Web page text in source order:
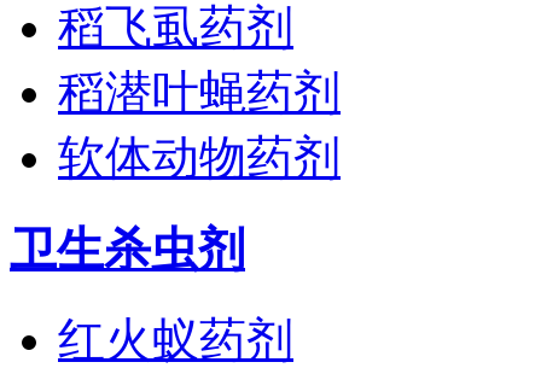
稻飞虱药剂
稻潜叶蝇药剂
软体动物药剂
卫生杀虫剂
红火蚁药剂